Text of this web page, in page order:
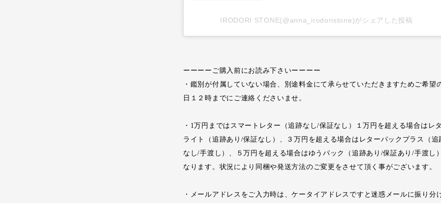
IRODORI STONE(@anna_irodoristone)がシェアした投稿
ーーーーご購入前にお読み下さいーーーー
・鑑別が付属していない場合、別途料金にて承らせていただきますためご希望
日１２時までにご連絡くださいませ。
・1万円まではスマートレター（追跡なし/保証なし）１万円を超える場合はレ
ライト（追跡あり/保証なし）、３万円を超える場合はレターパックプラス（追
なし/手渡し）、５万円を超える場合はゆうパック（追跡あり/保証あり/手渡し
なります。状況により同梱や発送方法のご変更をさせて頂く事がございます。
・メールアドレスをご入力時は、ケータイアドレスですと迷惑メールに振り分